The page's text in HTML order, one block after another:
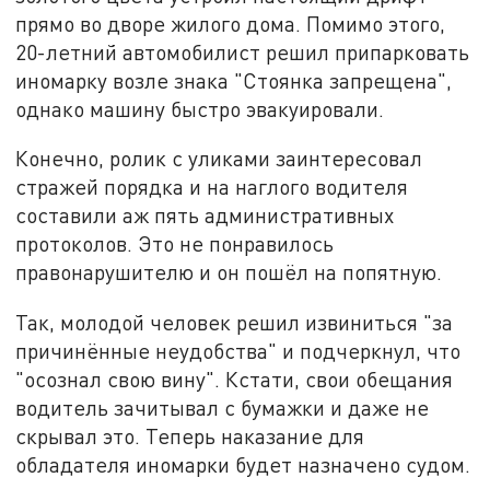
прямо во дворе жилого дома. Помимо этого,
20-летний автомобилист решил припарковать
иномарку возле знака "Стоянка запрещена",
однако машину быстро эвакуировали.
Конечно, ролик с уликами заинтересовал
стражей порядка и на наглого водителя
составили аж пять административных
протоколов. Это не понравилось
правонарушителю и он пошёл на попятную.
Так, молодой человек решил извиниться "за
причинённые неудобства" и подчеркнул, что
"осознал свою вину". Кстати, свои обещания
водитель зачитывал с бумажки и даже не
скрывал это. Теперь наказание для
обладателя иномарки будет назначено судом.